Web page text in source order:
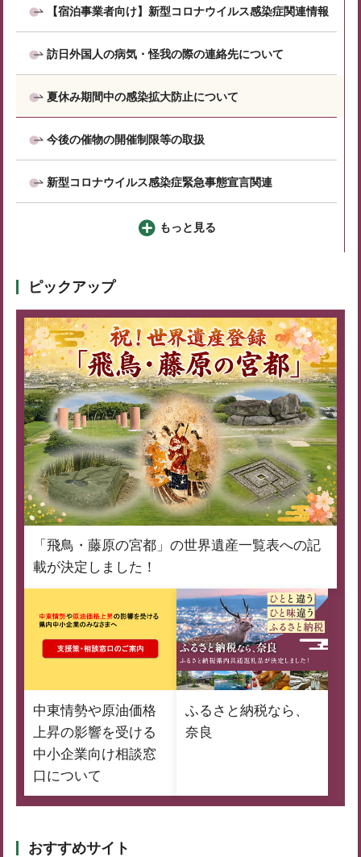
【宿泊事業者向け】新型コロナウイルス感染症関連情報
訪日外国人の病気・怪我の際の連絡先について
夏休み期間中の感染拡大防止について
今後の催物の開催制限等の取扱
新型コロナウイルス感染症緊急事態宣言関連
もっと見る
ピックアップ
「飛鳥・藤原の宮都」の世界遺産一覧表への記
載が決定しました！
中東情勢や原油価格
上昇の影響を受ける
中小企業向け相談窓
口について
ふるさと納税なら、
奈良
おすすめサイト